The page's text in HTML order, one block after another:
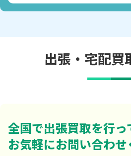
出張・宅配買
全国で出張買取を行っ
お気軽にお問い合わせ